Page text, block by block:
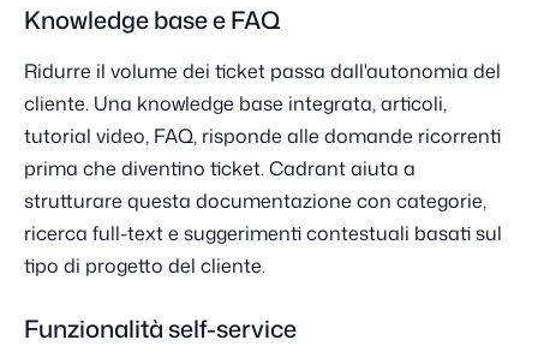
Knowledge base e FAQ
Ridurre il volume dei ticket passa dall'autonomia del
cliente. Una knowledge base integrata, articoli,
tutorial video, FAQ, risponde alle domande ricorrenti
prima che diventino ticket. Cadrant aiuta a
strutturare questa documentazione con categorie,
ricerca full-text e suggerimenti contestuali basati sul
tipo di progetto del cliente.
Funzionalità self-service